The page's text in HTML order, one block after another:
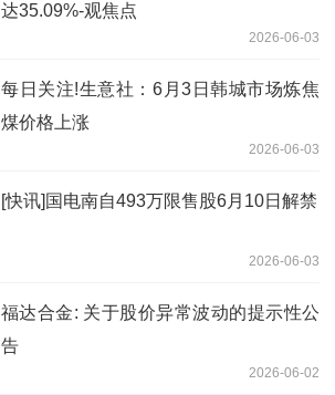
达35.09%-观焦点
2026-06-03
每日关注!生意社：6月3日韩城市场炼焦
煤价格上涨
2026-06-03
[快讯]国电南自493万限售股6月10日解禁
2026-06-03
福达合金: 关于股价异常波动的提示性公
告
2026-06-02